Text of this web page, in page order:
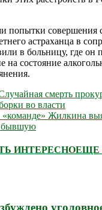
попытки совершения
астраханца в
в больницу, где он
на состояние
смерть
во власти
Жилкина
бывшую
ИНТЕРЕСНОЕЩЕ